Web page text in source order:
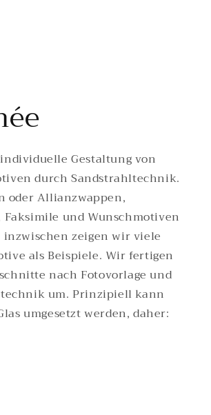
Gestaltung von
durch Sandstrahltechnik.
oder Allianzwappen,
und Wunschmotiven
zeigen wir viele
als Beispiele. Wir fertigen
nach Fotovorlage und
um. Prinzipiell kann
umgesetzt werden, daher: